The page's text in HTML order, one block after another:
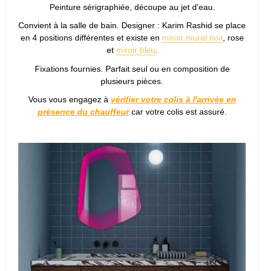
Peinture sérigraphiée, découpe au jet d'eau.
Convient à la salle de bain. Designer : Karim Rashid se place
en 4 positions différentes et existe en miroir mural noir, rose
et miroir bleu.
Fixations fournies. Parfait seul ou en composition de
plusieurs pièces.
Vous vous engagez à vérifier votre colis à l'arrivée en
présence du chauffeurcar votre colis est assuré.